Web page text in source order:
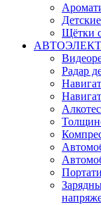
Щётки
Радар